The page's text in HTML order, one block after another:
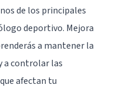
de los principales
deportivo. Mejora
a mantener la
a controlar las
afectan tu